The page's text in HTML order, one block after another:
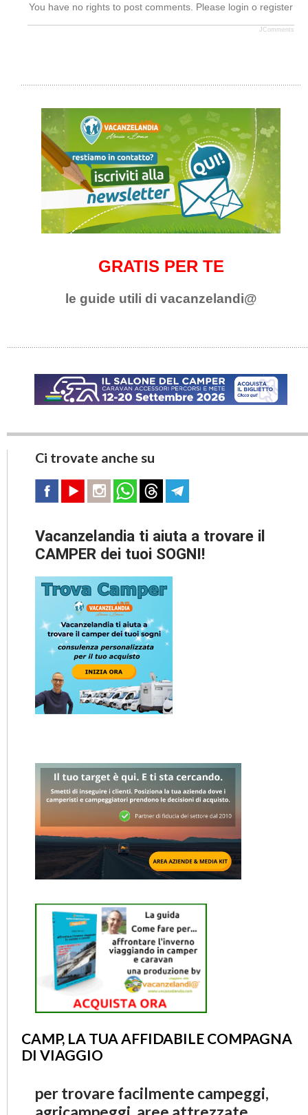
You have no rights to post comments. Please login o register
JComments
GRATIS PER TE
le guide utili di vacanzelandi@
Ci trovate anche su
Vacanzelandia ti aiuta a trovare il
CAMPER dei tuoi SOGNI!
CAMP, LA TUA AFFIDABILE COMPAGNA
DI VIAGGIO
per trovare facilmente campeggi,